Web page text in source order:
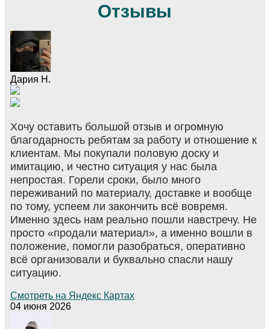
Отзывы
Дария Н.
Хочу оставить большой отзыв и огромную
благодарность ребятам за работу и отношение к
клиентам. Мы покупали половую доску и
имитацию, и честно ситуация у нас была
непростая. Горели сроки, было много
переживаний по материалу, доставке и вообще
по тому, успеем ли закончить всё вовремя.
Именно здесь нам реально пошли навстречу. Не
просто «продали материал», а именно вошли в
положение, помогли разобраться, оперативно
всё организовали и буквально спасли нашу
ситуацию.
Смотреть на Яндекс Картах
04 июня 2026